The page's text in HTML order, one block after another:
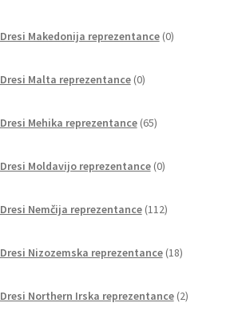
Dresi Makedonija reprezentance 0izdelkov
Dresi Malta reprezentance 0izdelkov
Dresi Mehika reprezentance 65izdelkov
Dresi Moldavijo reprezentance 0izdelkov
Dresi Nemčija reprezentance 112izdelkov
Dresi Nizozemska reprezentance 18izdelkov
Dresi Northern Irska reprezentance 2izdelka